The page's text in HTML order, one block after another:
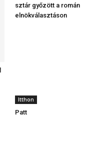
sztár győzött a román
elnökválasztáson
Itthon
Patt